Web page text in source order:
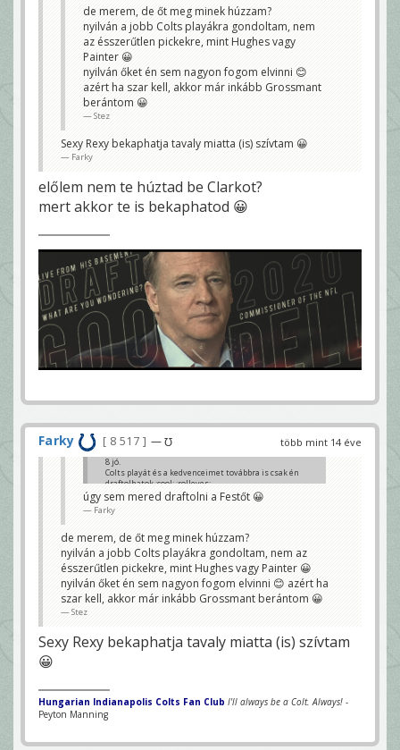
de merem, de őt meg minek húzzam?
nyilván a jobb Colts playákra gondoltam, nem
az ésszerűtlen pickekre, mint Hughes vagy
Painter 😀
nyilván őket én sem nagyon fogom elvinni 😊
azért ha szar kell, akkor már inkább Grossmant
berántom 😀
Stez
Sexy Rexy bekaphatja tavaly miatta (is) szívtam 😀
Farky
előlem nem te húztad be Clarkot?
mert akkor te is bekaphatod 😀
több mint 14 éve
Farky 8 517 — ℧
8 jó.
Colts playát és a kedvenceimet továbbra is csak én
draftolhatok :cool: :rolleyes:
Stez
úgy sem mered draftolni a Festőt 😀
Farky
de merem, de őt meg minek húzzam?
nyilván a jobb Colts playákra gondoltam, nem az
ésszerűtlen pickekre, mint Hughes vagy Painter 😀
nyilván őket én sem nagyon fogom elvinni 😊 azért ha
szar kell, akkor már inkább Grossmant berántom 😀
Stez
Sexy Rexy bekaphatja tavaly miatta (is) szívtam
😀
Hungarian Indianapolis Colts Fan Club I'll always be a Colt. Always! -
Peyton Manning